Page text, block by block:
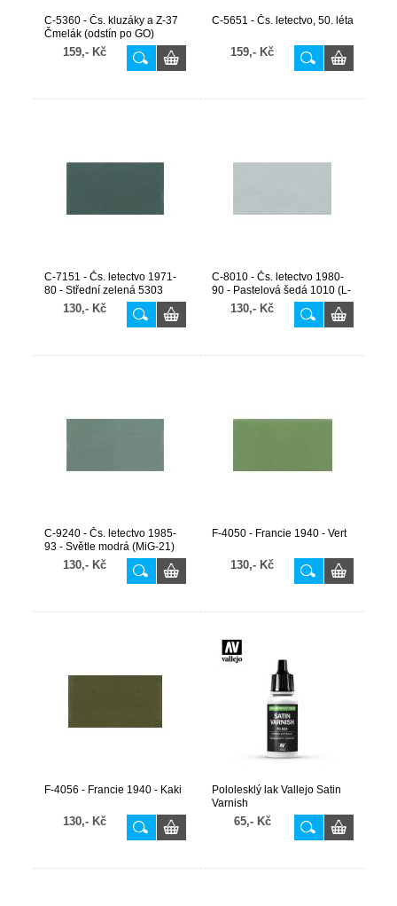
C-5360 - Čs. kluzáky a Z-37
Čmelák (odstín po GO)
159,- Kč
C-5651 - Čs. letectvo, 50. léta
159,- Kč
C-7151 - Čs. letectvo 1971-
80 - Střední zelená 5303
(opotřebovaná)
130,- Kč
C-8010 - Čs. letectvo 1980-
90 - Pastelová šedá 1010 (L-
39, L-410)
130,- Kč
C-9240 - Čs. letectvo 1985-
93 - Světle modrá (MiG-21)
130,- Kč
F-4050 - Francie 1940 - Vert
130,- Kč
F-4056 - Francie 1940 - Kaki
130,- Kč
Pololesklý lak Vallejo Satin
Varnish
65,- Kč